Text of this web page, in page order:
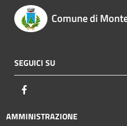
Comune di
SEGUICI SU
AMMINISTRAZIONE